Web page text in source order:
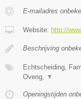
E-mailadres
Website: http://
Beschrijving
Echtscheiding,
Overig, ▼
Openingstijden